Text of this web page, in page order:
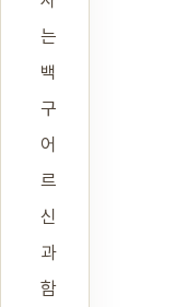
는
백
구
어
르
신
과
함